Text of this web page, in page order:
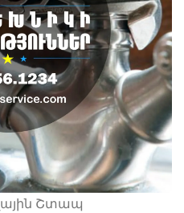
Շտապ